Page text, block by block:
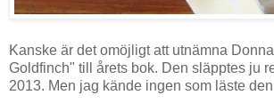
Kanske är det omöjligt att utnämna
Goldfinch" till årets bok. Den släpptes ju
2013. Men jag kände ingen som läste